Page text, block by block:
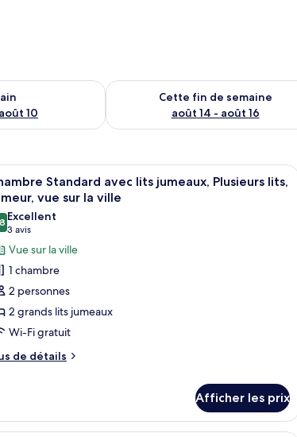
10
pour demain août 9 - août 10
Cette fin de semaine
août 14 - août 16
Vérifier la disponibilité pour cette
fort, bureau, espace de travail pour ordinateurs portables
:
Chambre Standard avec lits
12
Standard avec lits jumeaux, Plusieurs lits,
vue sur la ville
sur 10
Excellent
3 avis
(3 avis)
Vue sur la ville
1 chambre
2 personnes
2 grands lits jumeaux
Wi-Fi gratuit
de détails
Afficher les prix